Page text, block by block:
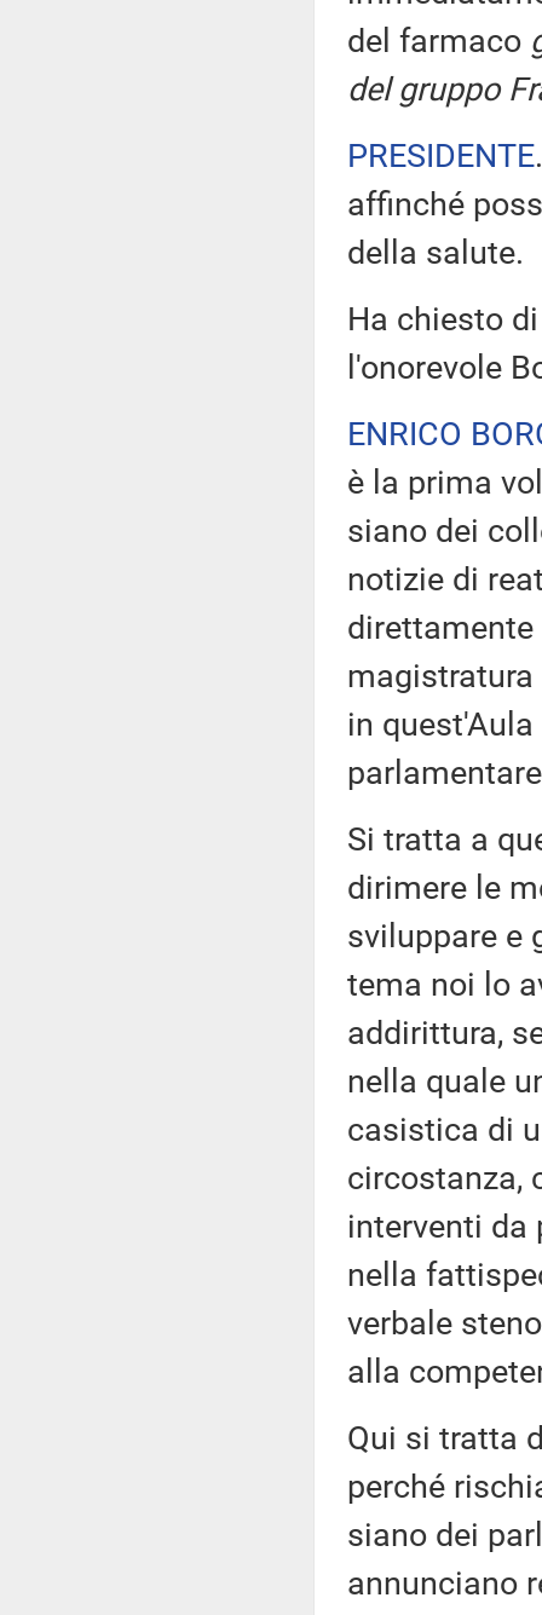
del farmaco
del gruppo
PRESIDENTE
affinché
della salute.
Ha chiesto
l'onorevole
ENRICO
è la prima
siano dei
notizie di
in
Si tratta a
dirimere le
sviluppare e
tema noi lo
addirittura,
nella quale
casistica di
circostanza,
interventi da
nella
verbale
alla
Qui si tratta
perché
siano dei
annunciano